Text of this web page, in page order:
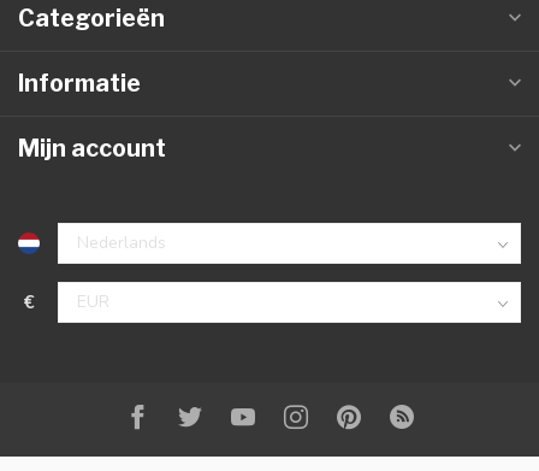
Categorieën
Informatie
Mijn account
€